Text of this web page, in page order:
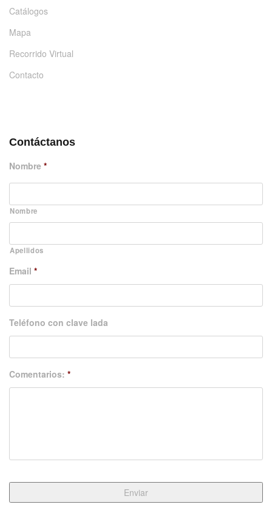
Catálogos
Mapa
Recorrido Virtual
Contacto
Contáctanos
Nombre *
Nombre
Apellidos
Email *
Teléfono con clave lada
Comentarios: *